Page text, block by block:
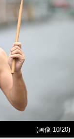
(画像 10/20)